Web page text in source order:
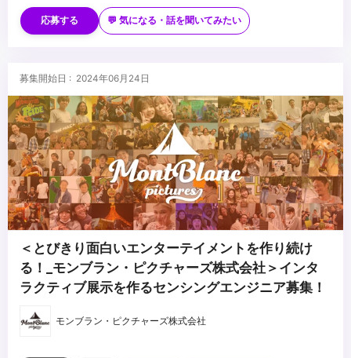
・センサーデバイスの使用経験
・自身のオリジナル作品の制作経験（学生時の作品で構いません）
応募する 💬 気になる・話を聞いてみたい
募集開始日 : 2024年06月24日
＜とびきり面白いエンターテイメントを作り続け
る！_モンブラン・ピクチャーズ株式会社＞インタ
ラクティブ展示を作るセンシングエンジニア募集！
モンブラン・ピクチャーズ株式会社